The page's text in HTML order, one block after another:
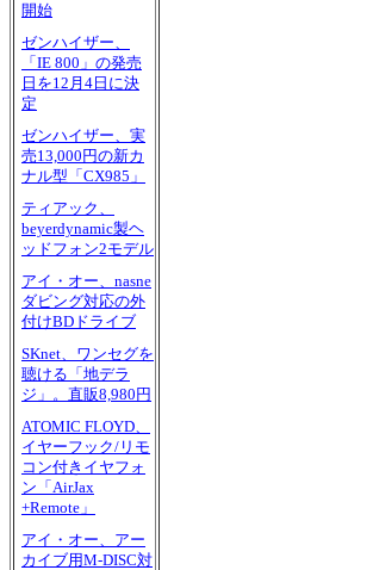
開始
ゼンハイザー、
「IE 800」の発売
日を12月4日に決
定
ゼンハイザー、実
売13,000円の新カ
ナル型「CX985」
ティアック、
beyerdynamic製ヘ
ッドフォン2モデル
アイ・オー、nasne
ダビング対応の外
付けBDドライブ
SKnet、ワンセグを
聴ける「地デラ
ジ」。直販8,980円
ATOMIC FLOYD、
イヤーフック/リモ
コン付きイヤフォ
ン「AirJax
+Remote」
アイ・オー、アー
カイブ用M-DISC対